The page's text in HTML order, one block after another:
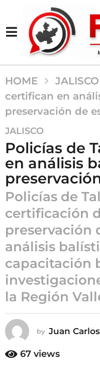
HOME JALISCO
certifican en
preservación de
6
m
e
s
e
s
a
g
o
6
m
e
s
e
g
o
JALISCO
Policías de
en análisis
Policías de
certificación
preservación
análisis
capacitación
la Región
by Juan
67 views